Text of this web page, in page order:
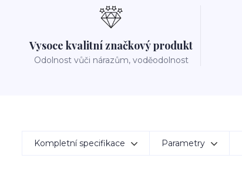
Vysoce kvalitní značkový produkt
Odolnost vůči nárazům, voděodolnost
Kompletní specifikace Parametry